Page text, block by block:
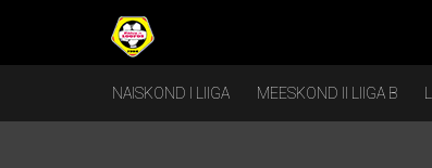
NAISKOND I LIIGA MEESKOND II LIIGA B